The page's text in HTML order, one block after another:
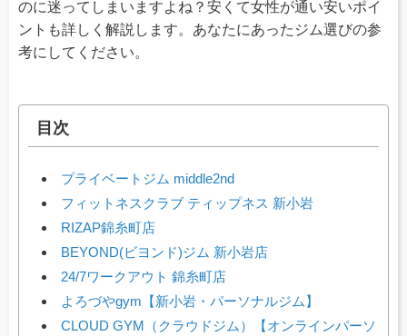
のに迷ってしまいますよね？安くて女性が通い安いポイ
ントも詳しく解説します。あなたにあったジム選びの参
考にしてください。
目次
プライベートジム middle2nd
フィットネスクラブ ティップネス 新小岩
RIZAP錦糸町店
BEYOND(ビヨンド)ジム 新小岩店
24/7ワークアウト 錦糸町店
よろづやgym【新小岩・パーソナルジム】
CLOUD GYM（クラウドジム）【オンラインパーソ